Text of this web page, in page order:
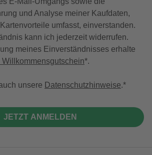
und Analyse meiner Kaufdaten,
umfasst, einverstanden.
kann ich jederzeit widerrufen.
meines Einverständnisses erhalte
Willkommensgutschein*.
unsere Datenschutzhinweise.
JETZT ANMELDEN